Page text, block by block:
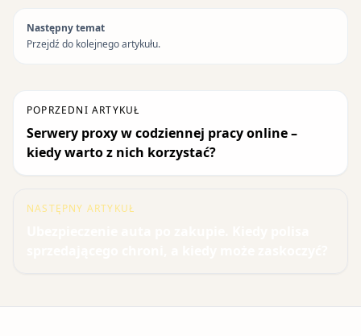
Następny temat
Przejdź do kolejnego artykułu.
POPRZEDNI ARTYKUŁ
Serwery proxy w codziennej pracy online –
kiedy warto z nich korzystać?
NASTĘPNY ARTYKUŁ